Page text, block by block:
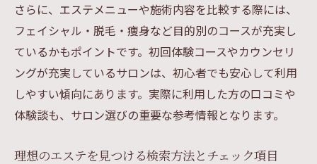
さらに、エステメニューや施術内容を比較する際には、
フェイシャル・脱毛・痩身など目的別のコースが充実し
ているかもポイントです。初回体験コースやカウンセリ
ングが充実しているサロンは、初心者でも安心して利用
しやすい傾向にあります。実際に利用した方の口コミや
体験談も、サロン選びの重要な参考情報となります。
理想のエステを見つける検索方法とチェック項目